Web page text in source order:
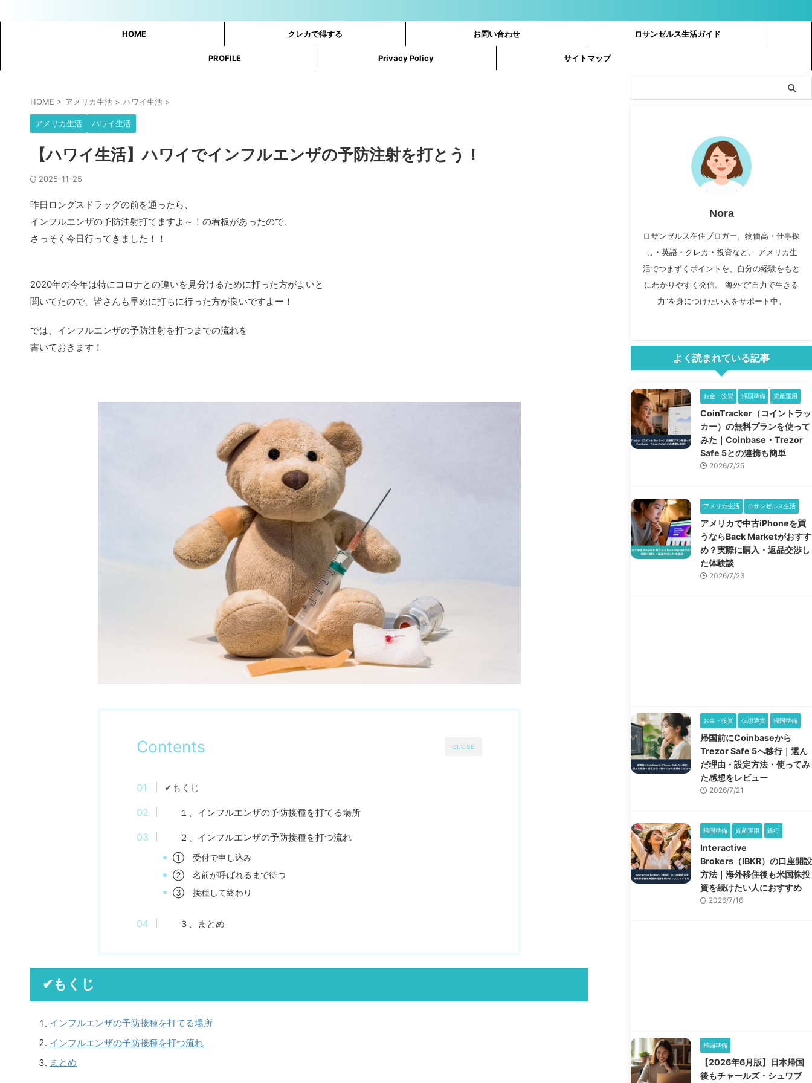
HOME クレカで得する お問い合わせ ロサンゼルス生活ガイド
PROFILE Privacy Policy サイトマップ
HOME > アメリカ生活 > ハワイ生活 >
アメリカ生活 ハワイ生活
【ハワイ生活】ハワイでインフルエンザの予防注射を打とう！
2025-11-25
昨日ロングスドラッグの前を通ったら、
インフルエンザの予防注射打てますよ～！の看板があったので、
さっそく今日行ってきました！！
2020年の今年は特にコロナとの違いを見分けるために打った方がよいと
聞いてたので、皆さんも早めに打ちに行った方が良いですよー！
では、インフルエンザの予防注射を打つまでの流れを
書いておきます！
CLOSE
Contents
✔もくじ
１、インフルエンザの予防接種を打てる場所
２、インフルエンザの予防接種を打つ流れ
① 受付で申し込み
② 名前が呼ばれるまで待つ
③ 接種して終わり
３、まとめ
✔もくじ
インフルエンザの予防接種を打てる場所
インフルエンザの予防接種を打つ流れ
まとめ
Nora
ロサンゼルス在住ブロガー。物価高・仕事探
し・英語・クレカ・投資など、 アメリカ生
活でつまずくポイントを、自分の経験をもと
にわかりやすく発信。 海外で“自力で生きる
力”を身につけたい人をサポート中。
よく読まれている記事
お金・投資 帰国準備 資産運用
CoinTracker（コイントラッ
カー）の無料プランを使って
みた｜Coinbase・Trezor
Safe 5との連携も簡単
2026/7/25
アメリカ生活 ロサンゼルス生活
アメリカで中古iPhoneを買
うならBack Marketがおすす
め？実際に購入・返品交渉し
た体験談
2026/7/23
お金・投資 仮想通貨 帰国準備
帰国前にCoinbaseから
Trezor Safe 5へ移行｜選ん
だ理由・設定方法・使ってみ
た感想をレビュー
2026/7/21
帰国準備 資産運用 銀行
Interactive
Brokers（IBKR）の口座開設
方法｜海外移住後も米国株投
資を続けたい人におすすめ
2026/7/16
帰国準備
【2026年6月版】日本帰国
後もチャールズ・シュワブ